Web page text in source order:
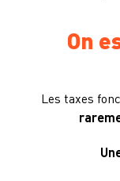
On
Les taxes